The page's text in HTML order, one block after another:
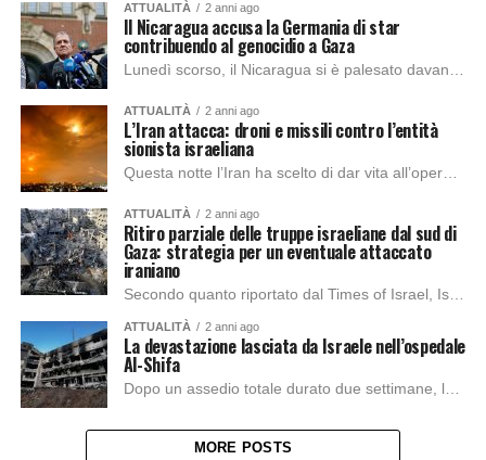
ATTUALITÀ 2 anni ago
Il Nicaragua accusa la Germania di star
contribuendo al genocidio a Gaza
Lunedì scorso, il Nicaragua si è palesato davanti alla Corte Internazionale di Giustizia. Il Nicaragua ha chiesto delle misure d’emergenza al fine di fare retrocedere la...
ATTUALITÀ 2 anni ago
L’Iran attacca: droni e missili contro l’entità
sionista israeliana
Questa notte l’Iran ha scelto di dar vita all’operazione “True Promise”, mettendo in gioco droni, missili balistici e da crociera. Questo gesto è stato una risposta...
ATTUALITÀ 2 anni ago
Ritiro parziale delle truppe israeliane dal sud di
Gaza: strategia per un eventuale attaccato
iraniano
Secondo quanto riportato dal Times of Israel, Israele ha completato il ritiro di tutte le truppe di terra dal sud della Striscia di Gaza, mettendo fine...
ATTUALITÀ 2 anni ago
La devastazione lasciata da Israele nell’ospedale
Al-Shifa
Dopo un assedio totale durato due settimane, le forze israeliane hanno abbandonato ieri mattina l’ospedale Al Shifa, il principale centro sanitario della regione. Prima della ritirata,...
MORE POSTS